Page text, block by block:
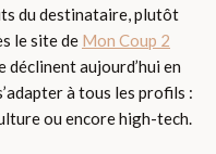
du destinataire, plutôt
le site de Mon Coup 2
déclinent aujourd’hui en
à tous les profils :
ou encore high-tech.